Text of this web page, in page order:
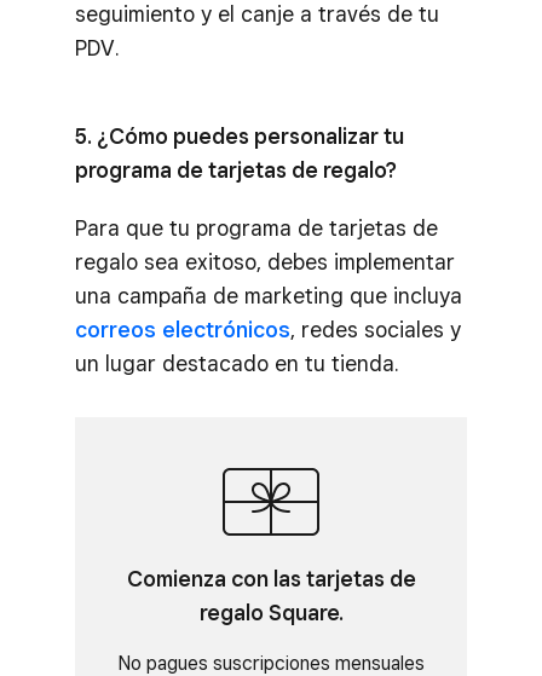
seguimiento y el canje a través de tu
PDV.
5. ¿Cómo puedes personalizar tu
programa de tarjetas de regalo?
Para que tu programa de tarjetas de
regalo sea exitoso, debes implementar
una campaña de marketing que incluya
correos electrónicos, redes sociales y
un lugar destacado en tu tienda.
Comienza con las tarjetas de
regalo Square.
No pagues suscripciones mensuales